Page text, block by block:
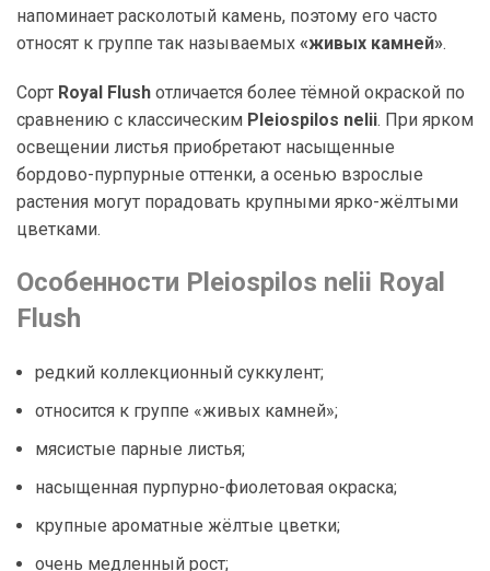
напоминает расколотый камень, поэтому его часто
относят к группе так называемых «живых камней».
Сорт Royal Flush отличается более тёмной окраской по
сравнению с классическим Pleiospilos nelii. При ярком
освещении листья приобретают насыщенные
бордово-пурпурные оттенки, а осенью взрослые
растения могут порадовать крупными ярко-жёлтыми
цветками.
Особенности Pleiospilos nelii Royal
Flush
редкий коллекционный суккулент;
относится к группе «живых камней»;
мясистые парные листья;
насыщенная пурпурно-фиолетовая окраска;
крупные ароматные жёлтые цветки;
очень медленный рост;